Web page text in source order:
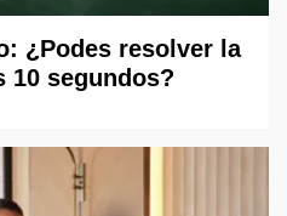
¿Podes resolver la
10 segundos?